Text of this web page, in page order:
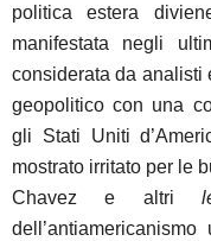
politica estera
manifestata negli
considerata da analisti
geopolitico con una
gli Stati Uniti
mostrato irritato per le
Chavez e altri